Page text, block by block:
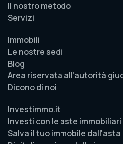
Il nostro metodo
Servizi
Immobili
Le nostre sedi
Blog
Area riservata all'autorità
Dicono di noi
Investimmo.it
Investi con le aste immobiliari
Salva il tuo immobile dall'asta